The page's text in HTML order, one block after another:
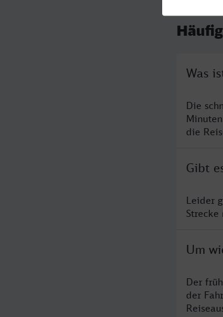
Was
Die
die
Gibt
Leider
Strecke
Um
Der
der